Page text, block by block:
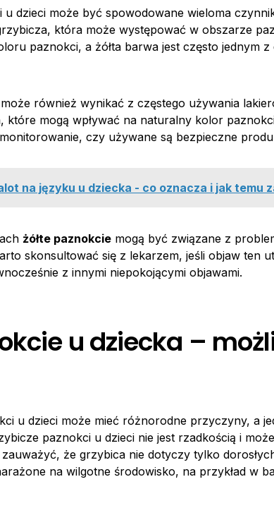
dzieci może być spowodowane wieloma
która może występować w obszarze
paznokci, a żółta barwa jest często jednym
również wynikać z częstego używania
które mogą wpływać na naturalny kolor
czy używane są bezpieczne
na języku u dziecka - co oznacza i jak temu
żółte paznokcie mogą być związane z
skonsultować się z lekarzem, jeśli objaw ten
z innymi niepokojącymi objawami.
u dziecka –
u dzieci może mieć różnorodne przyczyny, a
paznokci u dzieci nie jest rzadkością i
że grzybica nie dotyczy tylko
na wilgotne środowisko, na przykład w